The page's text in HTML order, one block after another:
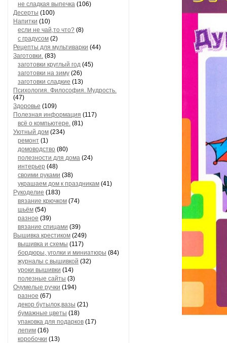
не сладкая выпечка (106)
Десерты (100)
Напитки (10)
если не чай,то что? (8)
с градусом (2)
Рецепты для мультиварки (44)
Заготовки. (83)
заготовки круглый год (45)
заготовки на зиму (26)
заготовки сладкие (13)
Психология. Философия. Мудрость.
(47)
Здоровье (109)
Полезная информация (117)
всё о компьютере. (81)
Уютный дом (234)
ремонт (1)
домоводство (80)
полезности для дома (24)
интерьер (48)
своими руками (38)
украшаем дом к праздникам (41)
Рукоделие (183)
вязание крючком (74)
шьём (54)
разное (39)
вязание спицами (39)
Вышивка крестиком (249)
вышивка и схемы (117)
бордюры, уголки и миниатюры (84)
журналы с вышивкой (32)
уроки вышивки (14)
полезные сайты (3)
Очумелые ручки (194)
разное (67)
декор бутылок,вазы (21)
бумажные цветы (18)
упаковка для подарков (17)
лепим (16)
коробочки (13)